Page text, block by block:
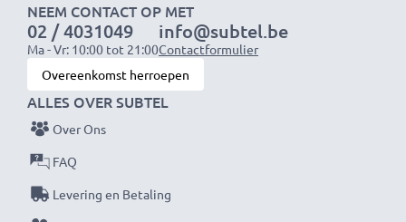
NEEM CONTACT OP MET
02 / 4031049
Ma - Vr: 10:00 tot 21:00
info@subtel.be
Contactformulier
Overeenkomst herroepen
ALLES OVER SUBTEL
Over Ons
FAQ
Levering en Betaling